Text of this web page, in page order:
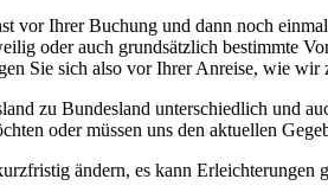
vor Ihrer Buchung und dann noch
oder auch grundsätzlich bestimmte
Sie sich also vor Ihrer Anreise, wie
zu Bundesland unterschiedlich und
oder müssen uns den aktuellen
ändern, es kann Erleichterungen